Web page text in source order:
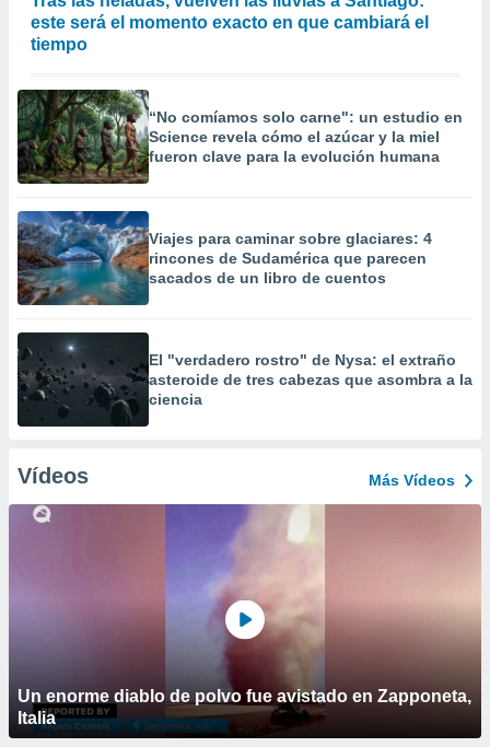
este será el momento exacto en que cambiará el
tiempo
“No comíamos solo carne": un estudio en
Science revela cómo el azúcar y la miel
fueron clave para la evolución humana
Viajes para caminar sobre glaciares: 4
rincones de Sudamérica que parecen
sacados de un libro de cuentos
El "verdadero rostro" de Nysa: el extraño
asteroide de tres cabezas que asombra a la
ciencia
Vídeos Más Vídeos
Un enorme diablo de polvo fue avistado en Zapponeta,
Italia